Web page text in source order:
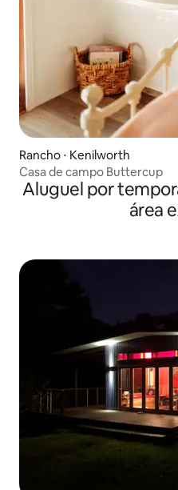
Rancho ⋅ Kenilworth
Casa de campo Buttercup
Aluguel por
área